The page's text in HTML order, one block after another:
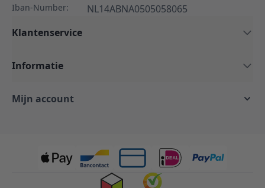
Iban-Number:
NL14ABNA0505058065
Klantenservice
Informatie
Mijn account